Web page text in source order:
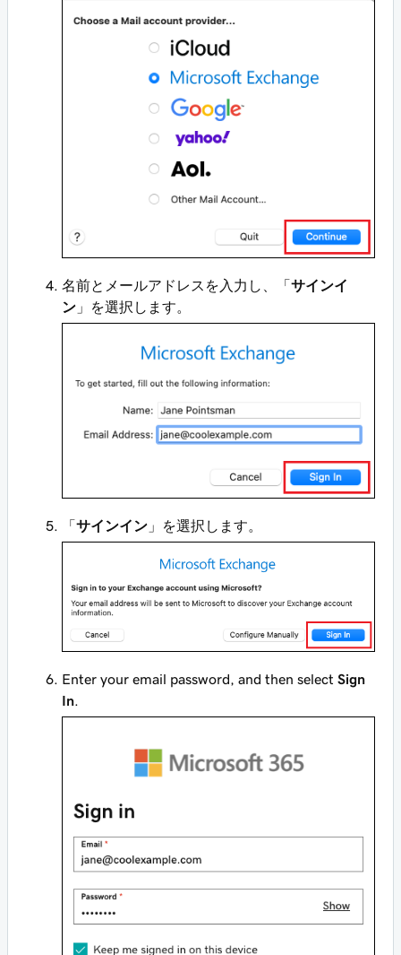
名前とメールアドレスを入力し、「 サインイ
ン 」を選択します。
「 サインイン 」を選択します。
Enter your email password, and then select Sign
In